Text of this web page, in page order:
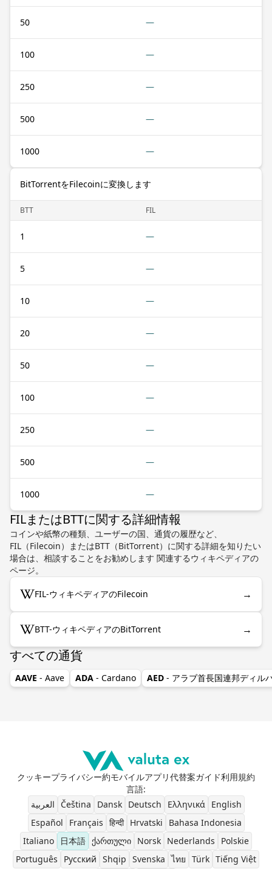
50 —
100 —
250 —
500 —
1000 —
BitTorrentをFilecoinに変換します
BTT FIL
1 —
5 —
10 —
20 —
50 —
100 —
250 —
500 —
1000 —
FILまたはBTTに関する詳細情報
コインや紙幣の種類、ユーザーの国、通貨の履歴など、
FIL（Filecoin）またはBTT（BitTorrent）に関する詳細を知りたい
場合は、相談することをお勧めします 関連するウィキペディアの
ページ。
FIL-ウィキペディアのFilecoin →
BTT-ウィキペディアのBitTorrent →
すべての通貨
AAVE - Aave ADA - Cardano AED - アラブ首長国連邦ディル
クッキープライバシー約モバイルアプリ代替案ガイド利用規約
言語:
العربية
Čeština Dansk Deutsch Ελληνικά
English
Español
Français हिन्दी Hrvatski
Bahasa Indonesia
Italiano
日本語 ქართული Norsk Nederlands
Polskie
Português
Pусский Shqip Svenska ไทย Türk Tiếng Việt